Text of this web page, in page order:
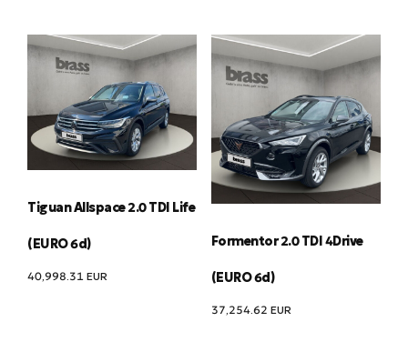
Tiguan Allspace 2.0 TDI Life
(EURO 6d)
40,998.31 EUR
Formentor 2.0 TDI 4Drive
(EURO 6d)
37,254.62 EUR